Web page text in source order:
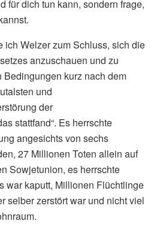
für dich tun kann, sondern frage,
ich Welzer zum Schluss, sich die
anzuschauen und zu
kurz nach dem
und
der
stattfand“. Es herrschte
angesichts von sechs
27 Millionen Toten allein auf
Sowjetunion, es herrschte
war kaputt, Millionen Flüchtlinge
selber zerstört war und nicht viel